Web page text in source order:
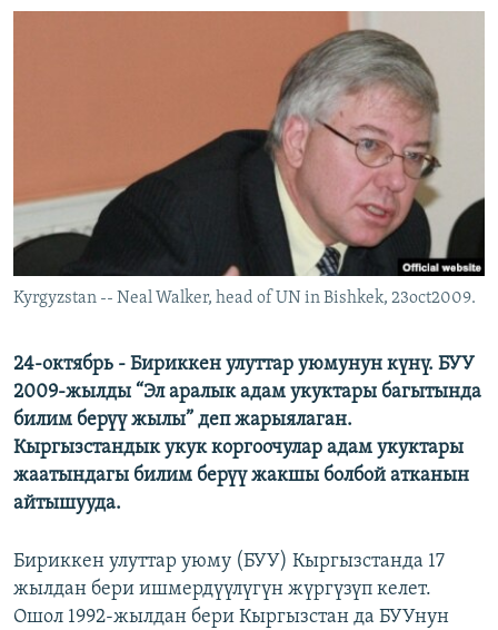
ЫҢГАЙСЫЗ СУРООЛОР
Kyrgyzstan -- Neal Walker, head of UN in Bishkek, 23oct2009.
24-октябрь - Бириккен улуттар уюмунун күнү. БУУ
2009-жылды “Эл аралык адам укуктары багытында
билим берүү жылы” деп жарыялаган.
Кыргызстандык укук коргоочулар адам укуктары
жаатындагы билим берүү жакшы болбой атканын
айтышууда.
Бириккен улуттар уюму (БУУ) Кыргызстанда 17
жылдан бери ишмердүүлүгүн жүргүзүп келет.
Ошол 1992-жылдан бери Кыргызстан да БУУнун